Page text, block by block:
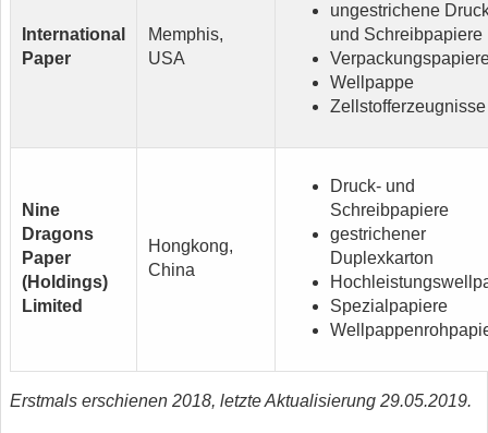
International
Paper
Memphis,
USA
ungestrichene
und Schreibpapiere
Wellpappe
Zellstofferzeugnisse
Nine
Dragons
Paper
(Holdings)
Limited
Hongkong,
China
Druck- und
Schreibpapiere
gestrichener
Duplexkarton
Spezialpapiere
Erstmals erschienen 2018, letzte Aktualisierung 29.05.2019.